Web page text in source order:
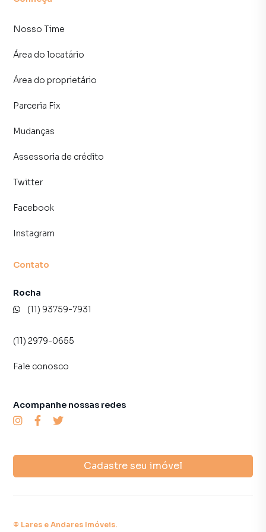
Cozinha equipada com geladeira, cooktop, micro-ondas e
🏢 Estrutura Completa de Lazer no Condomínio:
Sistema de câmeras e segurança
📍 Localização Estratégica:
Rua Topázio – Vila Mariana
Fácil acesso à Avenida Paulista, Parque Ibirapuera, Rodovia
Próximo à ESPM, Belas Artes, UNIFESP, supermercados,
farmácias, cafés, bares e restaurantes
Nosso Time
Área do locatário
Área do proprietário
Parceria Fix
Mudanças
Assessoria de crédito
Twitter
Facebook
Instagram
Contato
Rocha
(11) 93759-7931
(11) 2979-0655
Fale conosco
Cadastre seu imóvel
Acompanhe nossas redes
© Lares e Andares Imóveis.